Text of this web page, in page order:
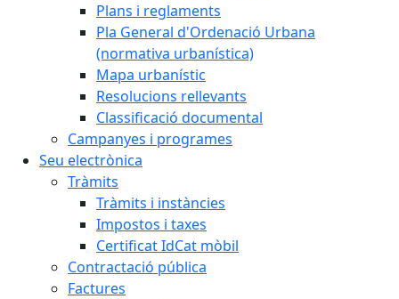
Plans i reglaments
Pla General d'Ordenació Urbana
(normativa urbanística)
Mapa urbanístic
Resolucions rellevants
Classificació documental
Campanyes i programes
Seu electrònica
Tràmits
Tràmits i instàncies
Impostos i taxes
Certificat IdCat mòbil
Contractació pública
Factures